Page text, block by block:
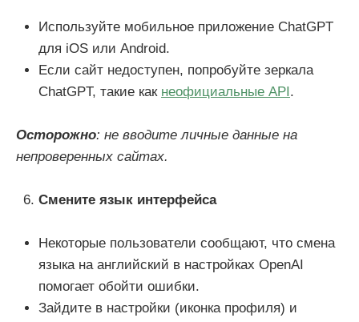
Используйте мобильное приложение ChatGPT
для iOS или Android.
Если сайт недоступен, попробуйте зеркала
ChatGPT, такие как неофициальные API.
Осторожно: не вводите личные данные на
непроверенных сайтах.
Смените язык интерфейса
Некоторые пользователи сообщают, что смена
языка на английский в настройках OpenAI
помогает обойти ошибки.
Зайдите в настройки (иконка профиля) и